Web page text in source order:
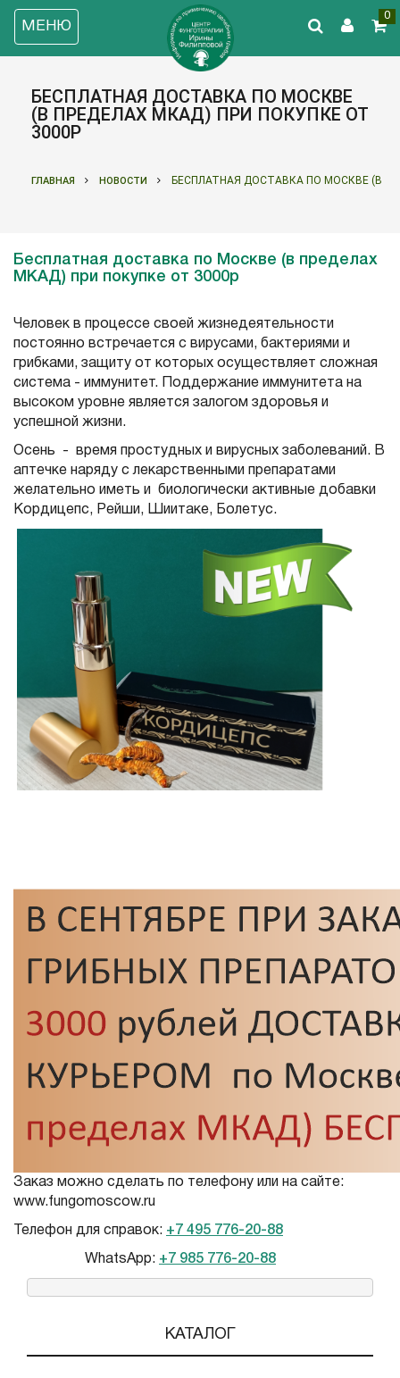
МЕНЮ
0
БЕСПЛАТНАЯ ДОСТАВКА ПО МОСКВЕ
(В ПРЕДЕЛАХ МКАД) ПРИ ПОКУПКЕ ОТ
3000Р
ГЛАВНАЯ НОВОСТИ БЕСПЛАТНАЯ ДОСТАВКА ПО МОСКВЕ (В
Бесплатная доставка по Москве (в пределах
МКАД) при покупке от 3000р
Человек в процессе своей жизнедеятельности
постоянно встречается с вирусами, бактериями и
грибками, защиту от которых осуществляет сложная
система - иммунитет. Поддержание иммунитета на
высоком уровне является залогом здоровья и
успешной жизни.
Осень - время простудных и вирусных заболеваний. В
аптечке наряду с лекарственными препаратами
желательно иметь и биологически активные добавки
Кордицепc, Рейши, Шиитаке, Болетус.
Заказ можно сделать по телефону или на сайте:
www.fungomoscow.ru
Телефон для справок: +7 495 776-20-88
WhatsApp: +7 985 776-20-88
КАТАЛОГ